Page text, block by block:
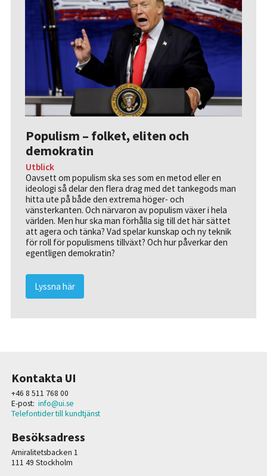
Populism – folket, eliten och
demokratin
Utblick
Oavsett om populism ska ses som en metod eller en
ideologi så delar den flera drag med det tankegods man
hitta ute på både den extrema höger- och
vänsterkanten. Och närvaron av populism växer i hela
världen. Men hur ska man förhålla sig till det här sättet
att agera och tänka? Vad spelar kunskap och ny teknik
för roll för populismens tillväxt? Och hur påverkar den
egentligen demokratin?
Lyssna här
Kontakta UI
+46 8 511 768 00
E-post: info@ui.se
Telefontider till kundtjänst
Besöksadress
Amiralitetsbacken 1
111 49 Stockholm